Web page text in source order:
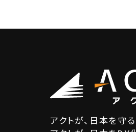
アクトが、日本を守る